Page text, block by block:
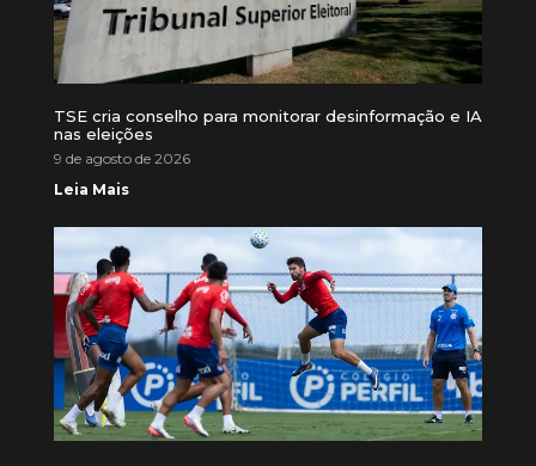
TSE cria conselho para monitorar desinformação e IA
nas eleições
9 de agosto de 2026
Leia Mais